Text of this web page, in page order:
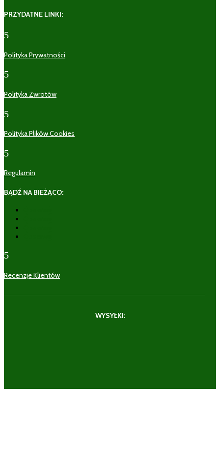
PRZYDATNE LINKI:
5
Polityka Prywatności
5
Polityka Zwrotów
5
Polityka Plików Cookies
5
Regulamin
BĄDŹ NA BIEŻĄCO:
5
Recenzje Klientów
WYSYŁKI: